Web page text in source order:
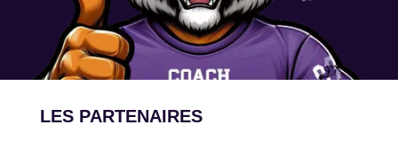
LES PARTENAIRES